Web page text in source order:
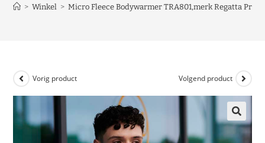
> Winkel > Micro Fleece Bodywarmer TRA801,merk Regatta
Vorig product Volgend product